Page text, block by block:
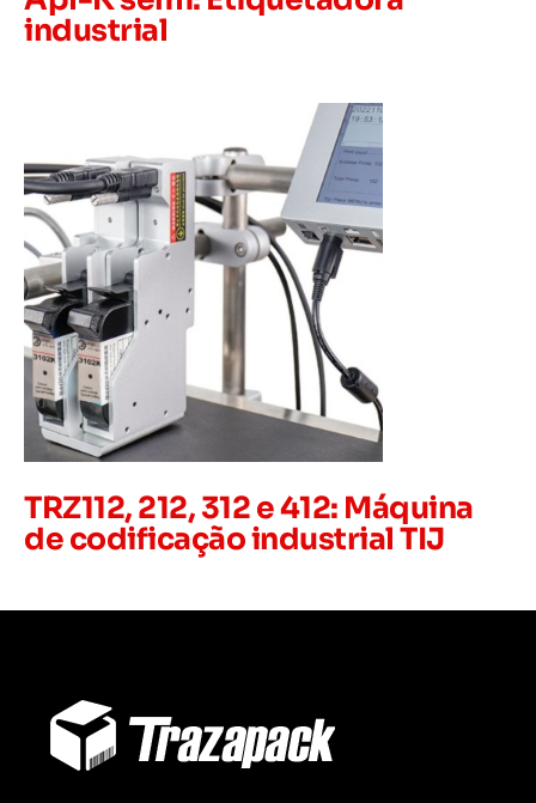
industrial
TRZ112, 212, 312 e 412: Máquina
de codificação industrial TIJ